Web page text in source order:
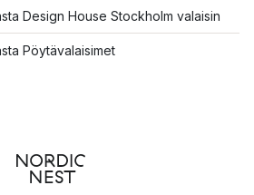
Design House Stockholm valaisin
Pöytävalaisimet